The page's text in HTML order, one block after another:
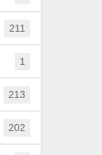
211
1
213
202